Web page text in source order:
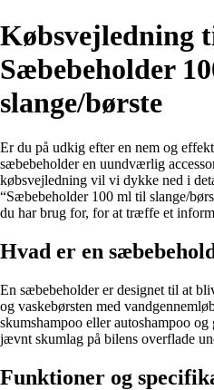
Købsvejledning
Sæbebeholder
slange/børste
Er du på udkig efter en nem og
sæbebeholder en uundværlig
købsvejledning vil vi dykke ned i
“Sæbebeholder 100 ml til slange/
du har brug for, for at træffe et
Hvad er en
En sæbebeholder er designet til at
og vaskebørsten med
skumshampoo eller autoshampoo
jævnt skumlag på bilens overflade
Funktioner og